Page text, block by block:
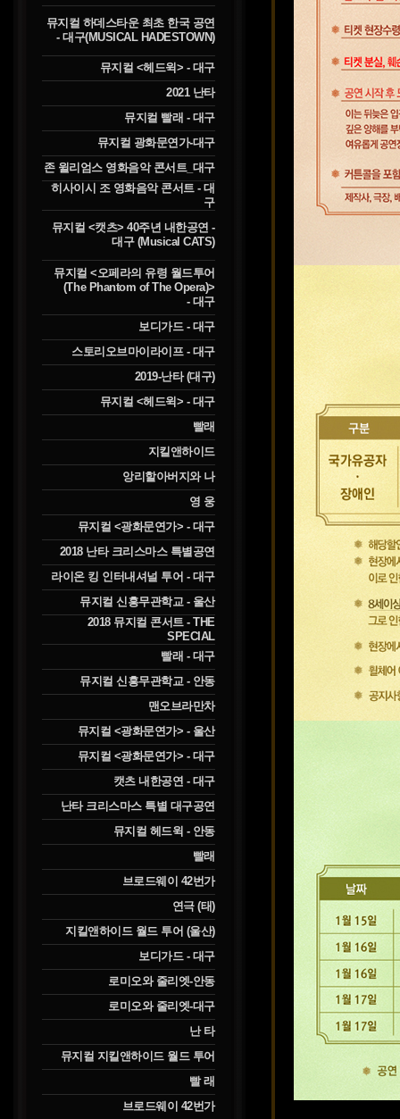
뮤지컬 하데스타운 최초 한국 공연
- 대구(MUSICAL HADESTOWN)
뮤지컬 <헤드윅> - 대구
2021 난타
뮤지컬 빨래 - 대구
뮤지컬 광화문연가-대구
존 윌리엄스 영화음악 콘서트_대구
히사이시 조 영화음악 콘서트 - 대
구
뮤지컬 <캣츠> 40주년 내한공연 -
대구 (Musical CATS)
뮤지컬 <오페라의 유령 월드투어
(The Phantom of The Opera)>
- 대구
보디가드 - 대구
스토리오브마이라이프 - 대구
2019-난타 (대구)
뮤지컬 <헤드윅> - 대구
빨래
지킬앤하이드
앙리할아버지와 나
영 웅
뮤지컬 <광화문연가> - 대구
2018 난타 크리스마스 특별공연
라이온 킹 인터내셔널 투어 - 대구
뮤지컬 신흥무관학교 - 울산
2018 뮤지컬 콘서트 - THE
SPECIAL
빨래 - 대구
뮤지컬 신흥무관학교 - 안동
맨오브라만차
뮤지컬 <광화문연가> - 울산
뮤지컬 <광화문연가> - 대구
캣츠 내한공연 - 대구
난타 크리스마스 특별 대구공연
뮤지컬 헤드윅 - 안동
빨래
브로드웨이 42번가
연극 (태)
지킬앤하이드 월드 투어 (울산)
보디가드 - 대구
로미오와 줄리엣-안동
로미오와 줄리엣-대구
난 타
뮤지컬 지킬앤하이드 월드 투어
빨 래
브로드웨이 42번가